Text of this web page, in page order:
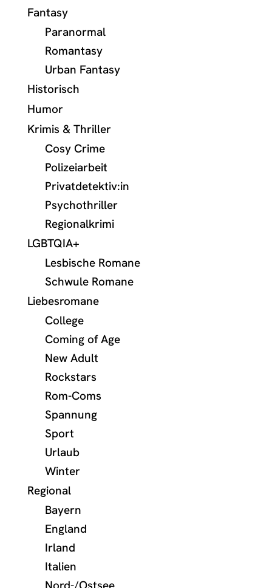
Fantasy
Paranormal
Romantasy
Urban Fantasy
Historisch
Humor
Krimis & Thriller
Cosy Crime
Polizeiarbeit
Privatdetektiv:in
Psychothriller
Regionalkrimi
LGBTQIA+
Lesbische Romane
Schwule Romane
Liebesromane
College
Coming of Age
New Adult
Rockstars
Rom-Coms
Spannung
Sport
Urlaub
Winter
Regional
Bayern
England
Irland
Italien
Nord-/Ostsee